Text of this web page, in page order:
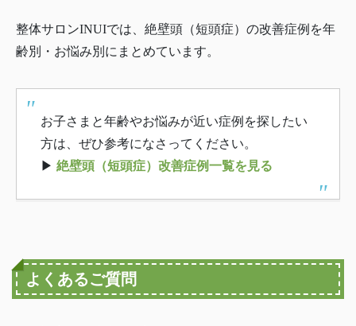
整体サロンINUIでは、絶壁頭（短頭症）の改善症例を年
齢別・お悩み別にまとめています。
お子さまと年齢やお悩みが近い症例を探したい
方は、ぜひ参考になさってください。
▶ 絶壁頭（短頭症）改善症例一覧を見る
よくあるご質問